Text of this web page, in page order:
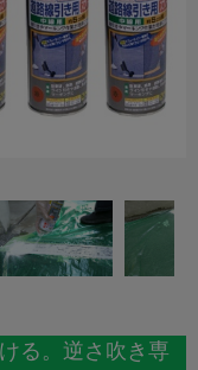
る。逆さ吹き専